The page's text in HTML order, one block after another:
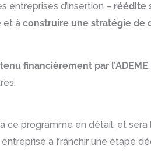
entreprises d’insertion – réédite
et à construire une stratégie de
financièrement par l’ADEME
ce programme en détail, et
à franchir une étape